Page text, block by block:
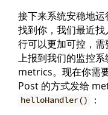
接下来系统安稳地
找到你，我们最近
行可以更加可控，
上报到我们的监控
metrics。现在你需
Post 的方式发给
helloHandler() ：